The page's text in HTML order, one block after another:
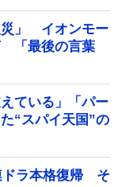
災」 イオンモー
「最後の言葉
ている」「パー
“スパイ天国”の
ドラ本格復帰 そ